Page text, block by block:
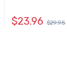
$23.96 $29.95